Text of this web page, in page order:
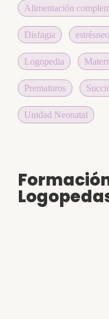
Alimentación
Disfagia
Logopedia
Prematuros
Unidad Neonatal